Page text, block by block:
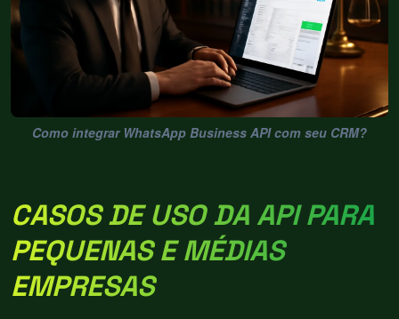
Como integrar WhatsApp Business API com seu CRM?
CASOS DE USO DA API PARA
PEQUENAS E MÉDIAS
EMPRESAS